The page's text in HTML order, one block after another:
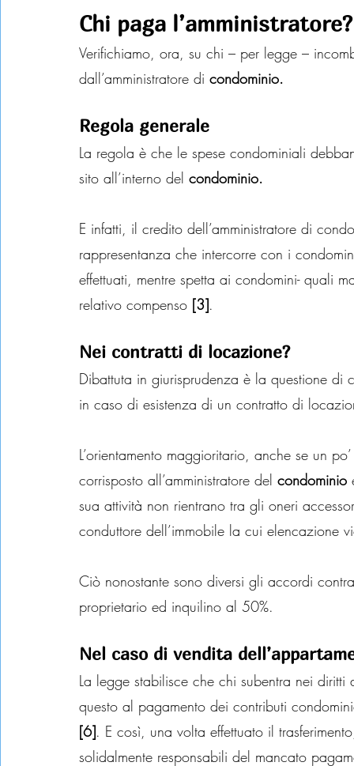
Chi paga
Verifichiamo, ora, su chi – per legge –
dall’amministratore di condominio.
Regola generale
La regola è che le spese condominiali
sito all’interno del condominio.
E infatti, il credito dell’amministratore di
rappresentanza che intercorre con i
effettuati, mentre spetta ai condomini- quali
relativo compenso [3].
Nei contratti di locazione?
Dibattuta in giurisprudenza è la questione di
in caso di esistenza di un contratto di
L’orientamento maggioritario, anche se un
corrisposto all’amministratore del condominio
sua attività non rientrano tra gli oneri
conduttore dell’immobile la cui elencazione
Ciò nonostante sono diversi gli accordi
proprietario ed inquilino al 50%.
Nel caso di vendita
La legge stabilisce che chi subentra nei
questo al pagamento dei contributi
[6]. E così, una volta effettuato il
solidalmente responsabili del mancato